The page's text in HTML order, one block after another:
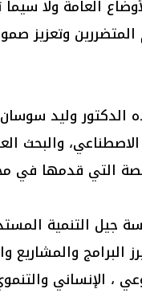
العامة ولا
المتضررين
وليد
والبحث
التي قدمها في
التنمية
البرامج
، الإنساني